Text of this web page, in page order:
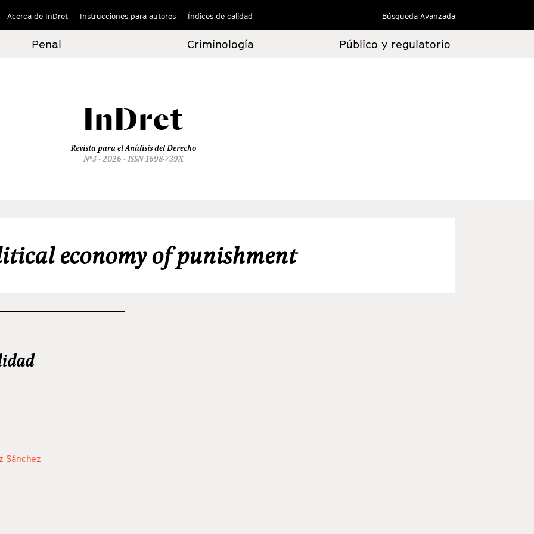
Acerca de InDret Instrucciones para autores Índices de calidad Búsqueda Avanzada
Penal Criminología Público y regulatorio
InDret
Revista para el Análisis del Derecho
Nº3 - 2026 - ISSN 1698-739X
economy of punishment
Sánchez